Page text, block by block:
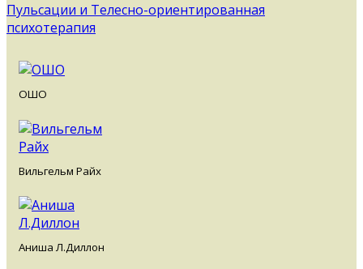
Пульсации и Телесно-ориентированная
психотерапия
ОШО
Вильгельм Райх
Аниша Л.Диллон